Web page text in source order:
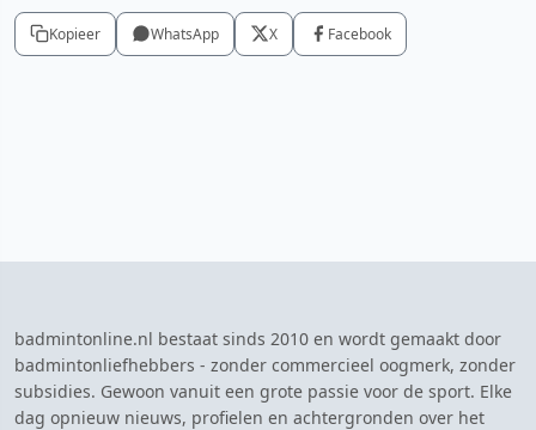
Kopieer WhatsApp X Facebook
badmintonline.nl bestaat sinds 2010 en wordt gemaakt door
badmintonliefhebbers - zonder commercieel oogmerk, zonder
subsidies. Gewoon vanuit een grote passie voor de sport. Elke
dag opnieuw nieuws, profielen en achtergronden over het